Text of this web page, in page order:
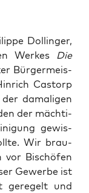
Dol­lin­ger,
Wer­kes Die
Bür­ger­meis­
Cas­torp
dama­li­gen
der mäch­ti­
gewis­
Wir brau­
vor Bischö­fen
Gewer­be ist
gere­gelt und